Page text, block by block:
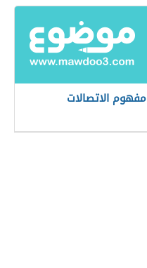
مفهوم الاتصالات